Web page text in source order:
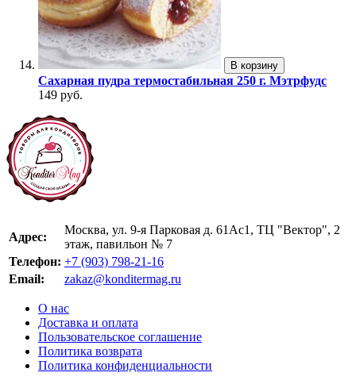
В корзину
Сахарная пудра термостабильная 250 г. Мэтрфудс
149 руб.
Адрес:
Москва, ул. 9-я Парковая д. 61Ас1, ТЦ "Вектор", 2
этаж, павильон № 7
Телефон: +7 (903) 798-21-16
Email:
zakaz@konditermag.ru
О нас
Доставка и оплата
Пользовательское соглашение
Политика возврата
Политика конфиденциальности